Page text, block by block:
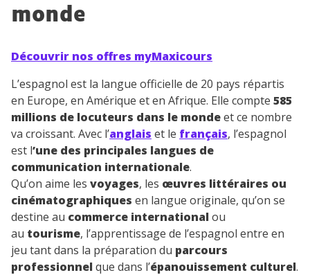
monde
Découvrir nos offres myMaxicours
L’espagnol est la langue officielle de 20 pays répartis
en Europe, en Amérique et en Afrique. Elle compte 585
millions de locuteurs dans le mondeet ce nombre
va croissant. Avec l’anglais et le français, l’espagnol
est l’une des principales langues de
communication internationale.
Qu’on aime les voyages, les œuvres littéraires ou
cinématographiques en langue originale, qu’on se
destine au commerce international ou
au tourisme, l’apprentissage de l’espagnol entre en
jeu tant dans la préparation du parcours
professionnel que dans l’épanouissement culturel.